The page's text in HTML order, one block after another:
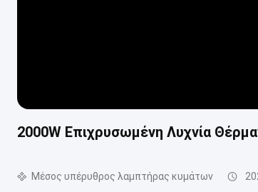
2000W Επιχρυσωμένη Λυχνία
Μέσος υπέρυθρος λαμπτήρας κυμάτων